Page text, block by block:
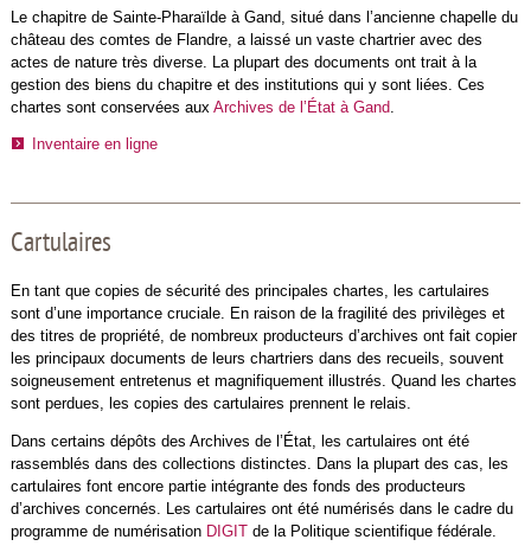
Le chapitre de Sainte-Pharaïlde à Gand, situé dans l’ancienne chapelle du
château des comtes de Flandre, a laissé un vaste chartrier avec des
actes de nature très diverse. La plupart des documents ont trait à la
gestion des biens du chapitre et des institutions qui y sont liées. Ces
chartes sont conservées aux Archives de l’État à Gand.
Inventaire en ligne
Cartulaires
En tant que copies de sécurité des principales chartes, les cartulaires
sont d’une importance cruciale. En raison de la fragilité des privilèges et
des titres de propriété, de nombreux producteurs d’archives ont fait copier
les principaux documents de leurs chartriers dans des recueils, souvent
soigneusement entretenus et magnifiquement illustrés. Quand les chartes
sont perdues, les copies des cartulaires prennent le relais.
Dans certains dépôts des Archives de l’État, les cartulaires ont été
rassemblés dans des collections distinctes. Dans la plupart des cas, les
cartulaires font encore partie intégrante des fonds des producteurs
d’archives concernés. Les cartulaires ont été numérisés dans le cadre du
programme de numérisation DIGITde la Politique scientifique fédérale.